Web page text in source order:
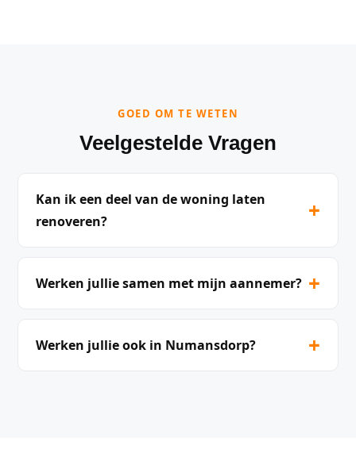
GOED OM TE WETEN
Veelgestelde Vragen
Kan ik een deel van de woning laten
renoveren?
+
Werken jullie samen met mijn aannemer? +
Werken jullie ook in Numansdorp? +